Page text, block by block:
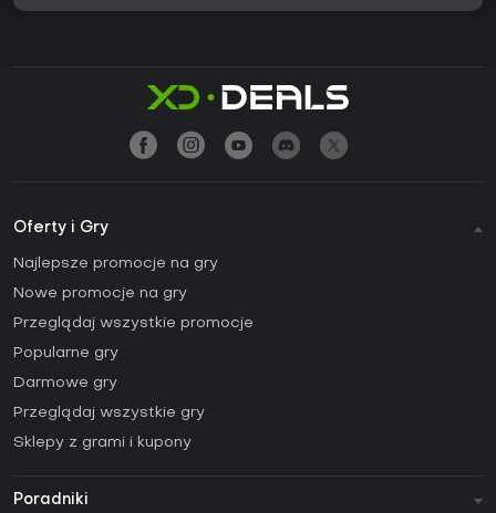
Oferty i Gry
Najlepsze promocje na gry
Nowe promocje na gry
Przeglądaj wszystkie promocje
Popularne gry
Darmowe gry
Przeglądaj wszystkie gry
Sklepy z grami i kupony
Poradniki